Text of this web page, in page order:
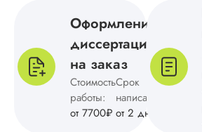
Оформление
диссертации
на заказ
Стоимость
работы:
от 7700₽
Срок
написания:
от 2 дней